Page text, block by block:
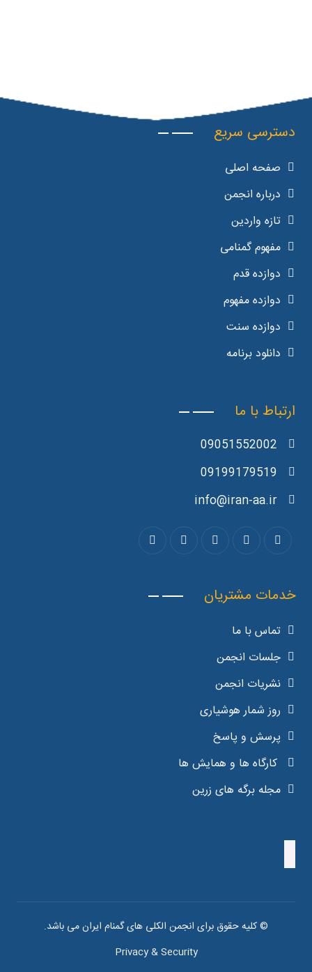
دسترسی سریع
صفحه اصلی
درباره انجمن
تازه واردین
مفهوم گمنامی
دوازده قدم
دوازده مفهوم
دوازده سنت
دانلود برنامه
ارتباط با ما
09051552002
09199179519
info@iran-aa.ir
خدمات مشتریان
تماس با ما
جلسات انجمن
نشریات انجمن
روز شمار هوشیاری
پرسش و پاسخ
کارگاه ها و همایش ها
مجله برگه های زرین
© کلیه حقوق برای انجمن الکلی های گمنام ایران می باشد.
Privacy & Security